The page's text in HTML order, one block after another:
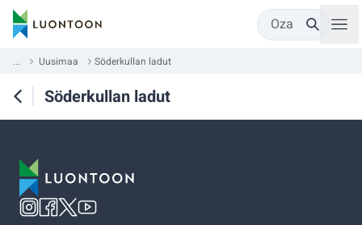
Oza
... Uusimaa Söderkullan ladut
Söderkullan ladut